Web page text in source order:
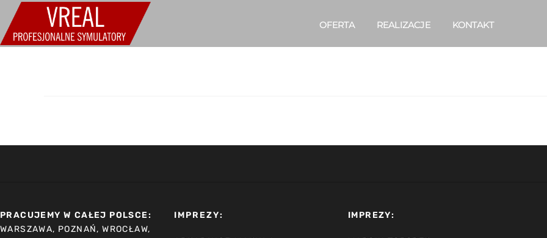
OFERTA REALIZACJE KONTAKT
PRACUJEMY W CAŁEJ POLSCE:
WARSZAWA, POZNAŃ, WROCŁAW,
IMPREZY: IMPREZY: